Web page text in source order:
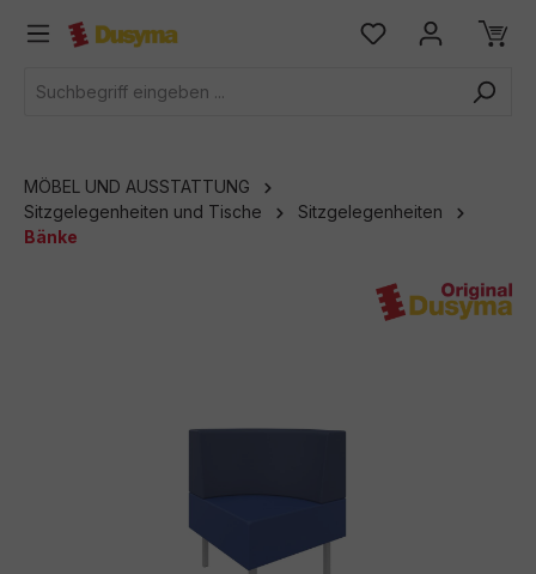
springen
MÖBEL UND AUSSTATTUNG
Sitzgelegenheiten und Tische
Sitzgelegenheiten
Bänke